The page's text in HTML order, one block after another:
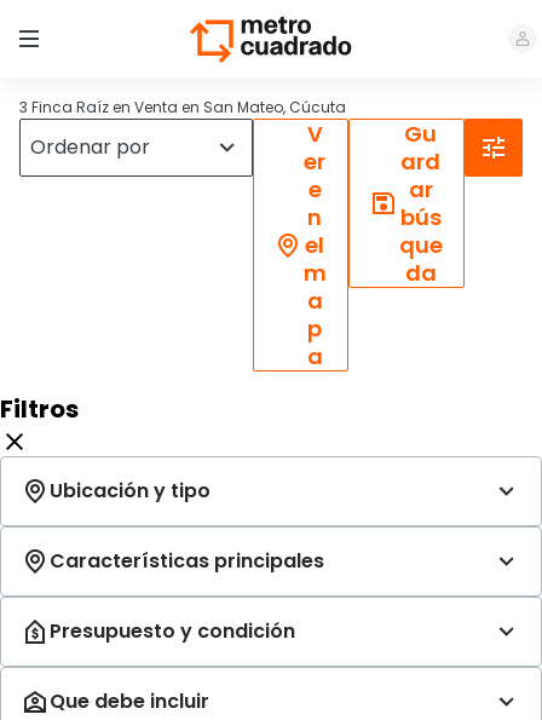
3 Finca Raíz en Venta en San Mateo, Cúcuta
V
er
e
n
el
m
a
p
a
Gu
ard
ar
bús
que
da
Filtros